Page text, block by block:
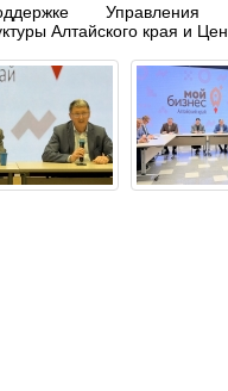
Управления
Алтайского края и